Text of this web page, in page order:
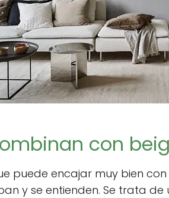
con
puede encajar muy bien
y se entienden. Se trata